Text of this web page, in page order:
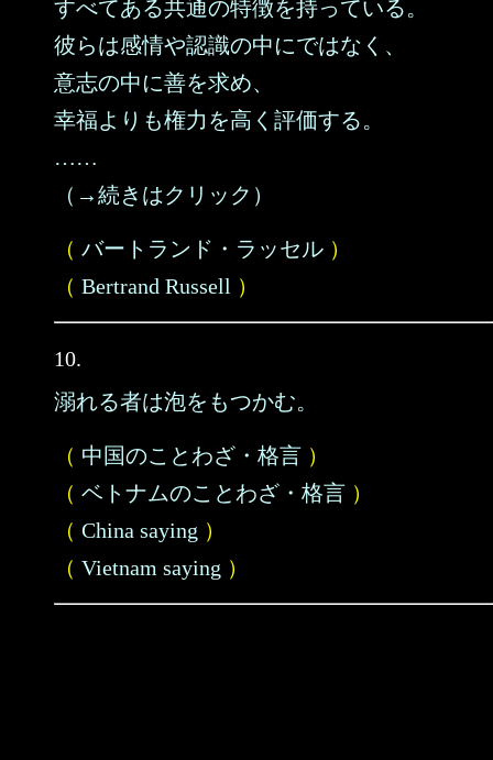
すべてある共通の特徴を持っている。
彼らは感情や認識の中にではなく、
意志の中に善を求め、
幸福よりも権力を高く評価する。
……
（→続きはクリック）
（ バートランド・ラッセル ）
（ Bertrand Russell ）
10.
溺れる者は泡をもつかむ。
（ 中国のことわざ・格言 ）
（ ベトナムのことわざ・格言 ）
（ China saying ）
（ Vietnam saying ）